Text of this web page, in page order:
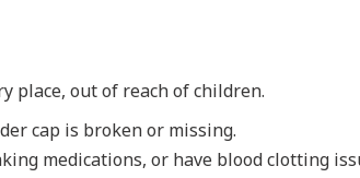
place, out of reach of children.
cap is broken or missing.
medications, or have blood clotting